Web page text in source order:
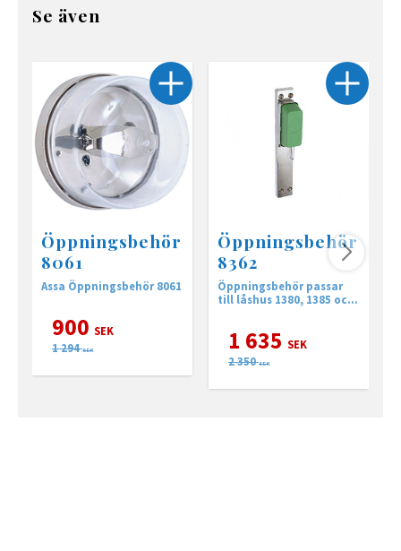
Se även
Öppningsbehör
8061
Assa Öppningsbehör 8061
900 SEK
1 294 SEK
Öppningsbehör
8362
Öppningsbehör passar
till låshus 1380, 1385 och
1 635 SEK
2 350 SEK